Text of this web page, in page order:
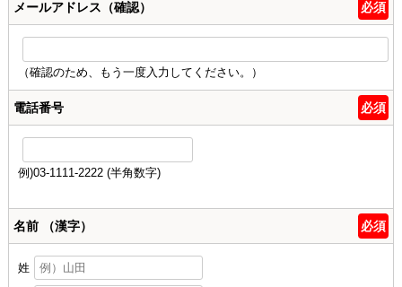
メールアドレス（確認） 必須
（確認のため、もう一度入力してください。）
電話番号 必須
例)03-1111-2222 (半角数字)
名前 （漢字） 必須
姓